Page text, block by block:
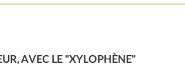
AVEC LE "XYLOPHÈNE"